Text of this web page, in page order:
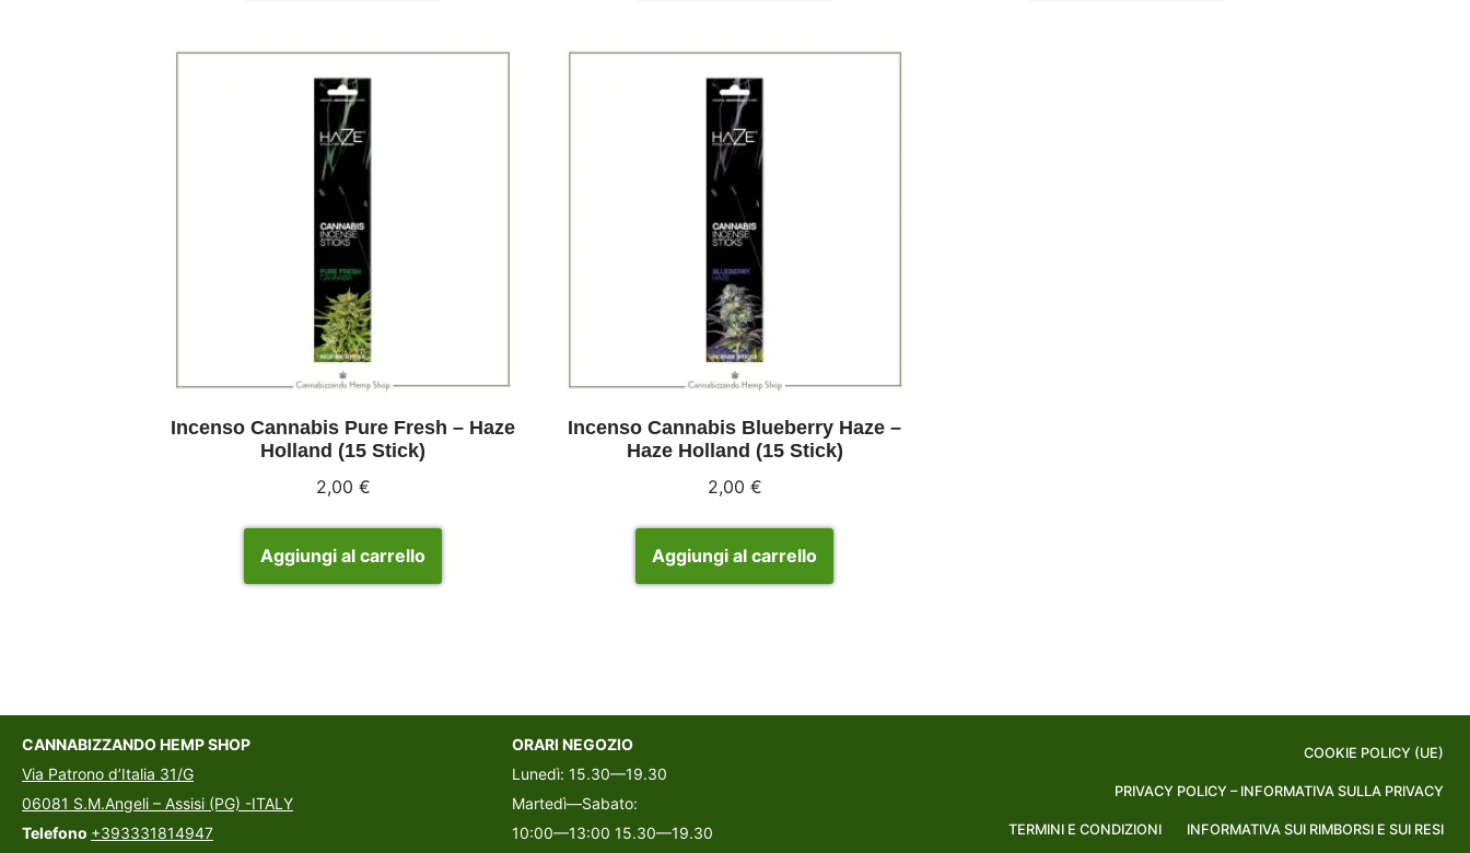
Incenso Cannabis Pure Fresh – Haze
Holland (15 Stick)
2,00 €
Aggiungi al carrello
Incenso Cannabis Blueberry Haze –
Haze Holland (15 Stick)
2,00 €
Aggiungi al carrello
CANNABIZZANDO HEMP SHOP
Via Patrono d’Italia 31/G
06081 S.M.Angeli – Assisi (PG) -ITALY
Telefono +393331814947
ORARI NEGOZIO
Lunedì: 15.30—19.30
Martedì—Sabato:
10:00—13:00 15.30—19.30
COOKIE POLICY (UE)
PRIVACY POLICY – INFORMATIVA SULLA PRIVACY
TERMINI E CONDIZIONI INFORMATIVA SUI RIMBORSI E SUI RESI